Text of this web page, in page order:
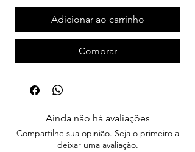
Adicionar ao carrinho
Comprar
Ainda não há avaliações
Compartilhe sua opinião. Seja o primeiro a
deixar uma avaliação.